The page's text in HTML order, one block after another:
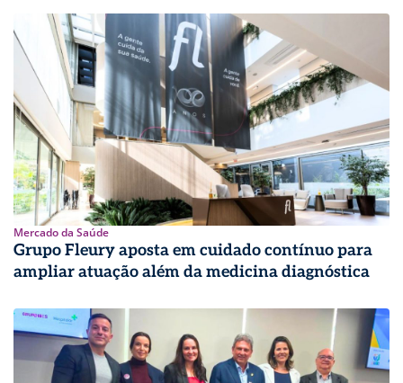
Mercado da Saúde
Grupo Fleury aposta em cuidado contínuo para
ampliar atuação além da medicina diagnóstica